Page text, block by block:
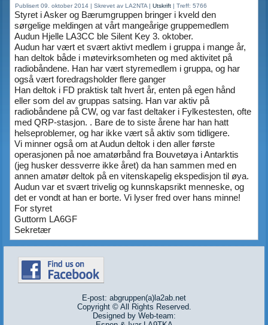
Publisert 09. oktober 2014 |Skrevet av LA2NTA |Utskrift |Treff: 5766
Styret i Asker og Bærumgruppen bringer i kveld den
sørgelige meldingen at vårt mangeårige gruppemedlem
Audun Hjelle LA3CC ble Silent Key 3. oktober.
Audun har vært et svært aktivt medlem i gruppa i mange år,
han deltok både i møtevirksomheten og med aktivitet på
radiobåndene. Han har vært styremedlem i gruppa, og har
også vært foredragsholder flere ganger
Han deltok i FD praktisk talt hvert år, enten på egen hånd
eller som del av gruppas satsing. Han var aktiv på
radiobåndene på CW, og var fast deltaker i Fylkestesten, ofte
med QRP-stasjon. . Bare de to siste årene har han hatt
helseproblemer, og har ikke vært så aktiv som tidligere.
Vi minner også om at Audun deltok i den aller første
operasjonen på noe amatørbånd fra Bouvetøya i Antarktis
(jeg husker dessverre ikke året) da han sammen med en
annen amatør deltok på en vitenskapelig ekspedisjon til øya.
Audun var et svært trivelig og kunnskapsrikt menneske, og
det er vondt at han er borte. Vi lyser fred over hans minne!
For styret
Guttorm LA6GF
Sekretær
E-post: abgruppen(a)la2ab.net
Copyright © All Rights Reserved.
Designed by Web-team: